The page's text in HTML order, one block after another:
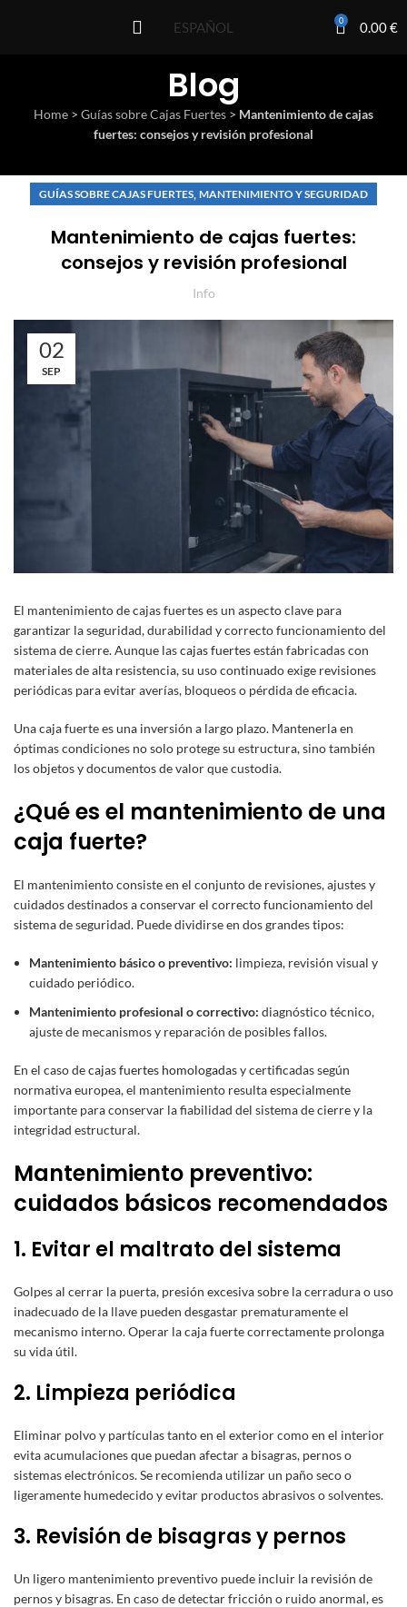
ESPAÑOL 0 0.00€
Blog
Home > Guías sobre Cajas Fuertes > Mantenimiento de cajas
fuertes: consejos y revisión profesional
GUÍAS SOBRE CAJAS FUERTES, MANTENIMIENTO Y SEGURIDAD
Mantenimiento de cajas fuertes:
consejos y revisión profesional
Info
02
SEP
El mantenimiento de cajas fuertes es un aspecto clave para
garantizar la seguridad, durabilidad y correcto funcionamiento del
sistema de cierre. Aunque lascajas fuertesestán fabricadas con
materiales de alta resistencia, su uso continuado exige revisiones
periódicas para evitar averías, bloqueos o pérdida de eficacia.
Una caja fuerte es una inversión a largo plazo. Mantenerla en
óptimas condiciones no solo protege su estructura, sino también
los objetos y documentos de valor que custodia.
¿Qué es el mantenimiento de una
caja fuerte?
El mantenimiento consiste en el conjunto de revisiones, ajustes y
cuidados destinados a conservar el correcto funcionamiento del
sistema de seguridad. Puede dividirse en dos grandes tipos:
Mantenimiento básico o preventivo: limpieza, revisión visual y
cuidado periódico.
Mantenimiento profesional o correctivo: diagnóstico técnico,
ajuste de mecanismos y reparación de posibles fallos.
En el caso decajas fuertes homologadasy certificadas según
normativa europea, el mantenimiento resulta especialmente
importante para conservar la fiabilidad del sistema de cierre y la
integridad estructural.
Mantenimiento preventivo:
cuidados básicos recomendados
1. Evitar el maltrato del sistema
Golpes al cerrar la puerta, presión excesiva sobre la cerradura o uso
inadecuado de la llave pueden desgastar prematuramente el
mecanismo interno. Operar la caja fuerte correctamente prolonga
su vida útil.
2. Limpieza periódica
Eliminar polvo y partículas tanto en el exterior como en el interior
evita acumulaciones que puedan afectar a bisagras, pernos o
sistemas electrónicos. Se recomienda utilizar un paño seco o
ligeramente humedecido y evitar productos abrasivos o solventes.
3. Revisión de bisagras y pernos
Un ligero mantenimiento preventivo puede incluir la revisión de
pernos y bisagras. En caso de detectar fricción o ruido anormal, es